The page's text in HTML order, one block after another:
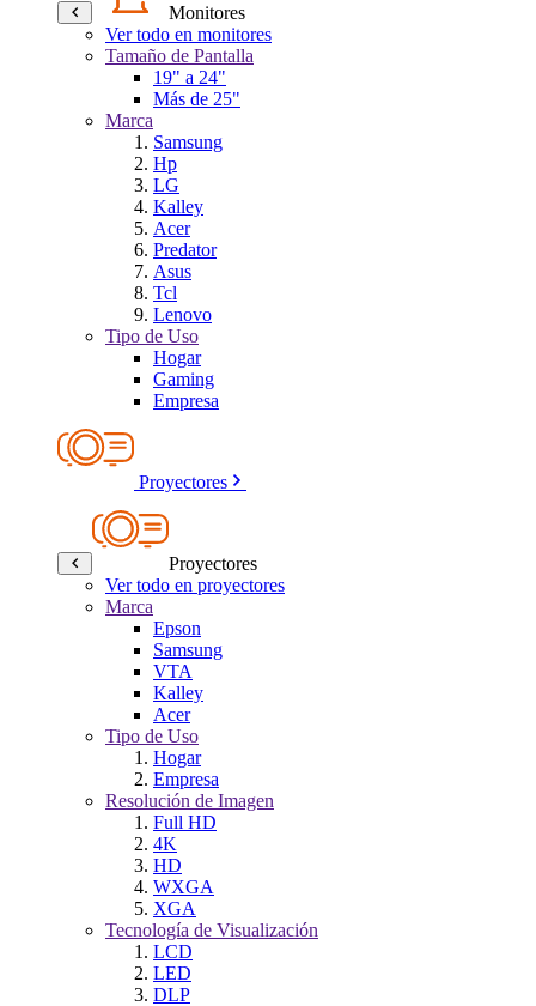
Monitores
Ver todo en monitores
Tamaño de Pantalla
19" a 24"
Más de 25"
Marca
Samsung
Hp
LG
Kalley
Acer
Predator
Asus
Tcl
Lenovo
Tipo de Uso
Hogar
Gaming
Empresa
Proyectores
Proyectores
Ver todo en proyectores
Marca
Epson
Samsung
VTA
Kalley
Acer
Tipo de Uso
Hogar
Empresa
Resolución de Imagen
Full HD
4K
HD
WXGA
XGA
Tecnología de Visualización
LCD
LED
DLP